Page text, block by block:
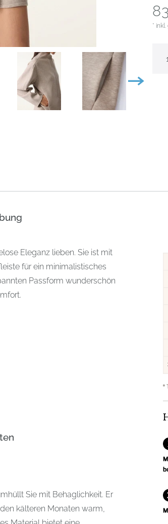
*
Eleganz lieben. Sie ist mit
für ein minimalistisches
Passform wunderschön
Sie mit Behaglichkeit. Er
kälteren Monaten warm,